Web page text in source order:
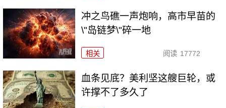
冲之鸟礁一声炮响，高市早苗的
\"岛链梦\"碎一地
相关 阅读 17772
血条见底？美利坚这艘巨轮，或
许撑不了多久了